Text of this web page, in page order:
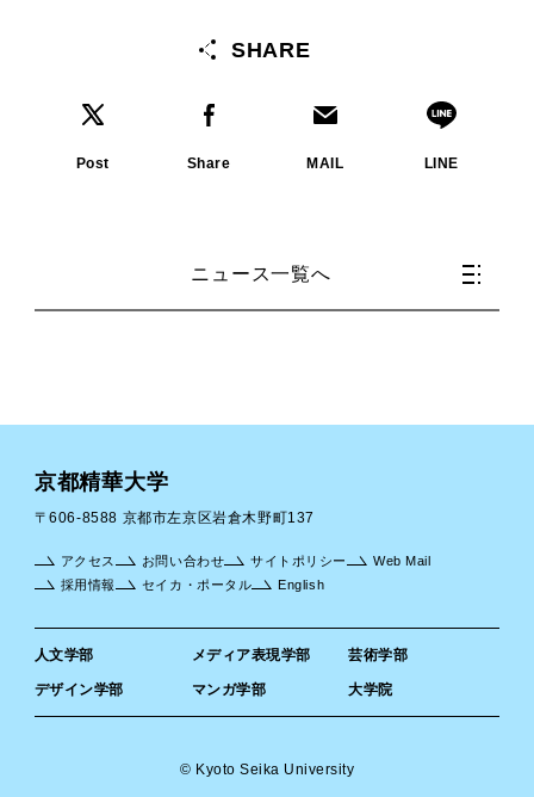
SHARE
Post Share MAIL LINE
ニュース一覧へ
京都精華大学
〒606-8588 京都市左京区岩倉木野町137
人文学部 メディア表現学部 芸術学部
デザイン学部 マンガ学部 大学院
アクセス お問い合わせ サイトポリシー
Web Mail
採用情報
セイカ・ポータル English
© Kyoto Seika University